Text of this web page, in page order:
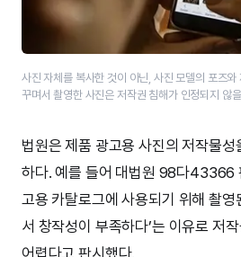
사진 자체를 복사한 것이 아닌, 사진 모델의 포즈와
꾸며서 촬영한 사진은 저작권 침해가 인정되지 않
법원은 제품 광고용 사진의 저작물
하다. 예를 들어 대법원 98다43366
고용 카탈로그에 사용되기 위해 촬영
서 창작성이 부족하다’는 이유로 저
어렵다고 판시했다.